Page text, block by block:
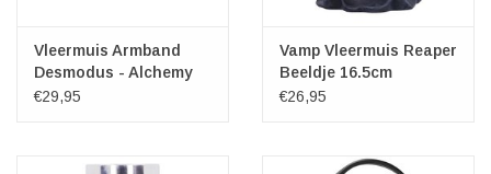
Vleermuis Armband
Desmodus - Alchemy
€29,95
Vamp Vleermuis Reaper
Beeldje 16.5cm
€26,95